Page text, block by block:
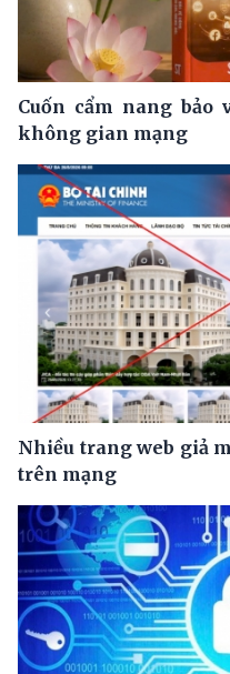
Cuốn cẩm nang bảo
không gian mạng
Nhiều trang web giả
trên mạng